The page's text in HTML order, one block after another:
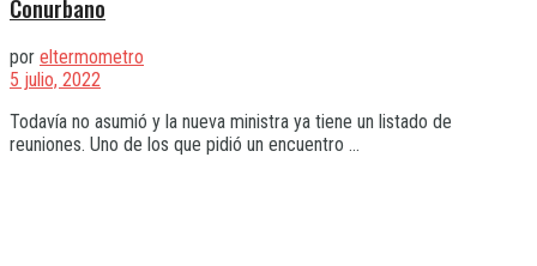
Conurbano
por eltermometro
5 julio, 2022
Todavía no asumió y la nueva ministra ya tiene un listado de
reuniones. Uno de los que pidió un encuentro ...